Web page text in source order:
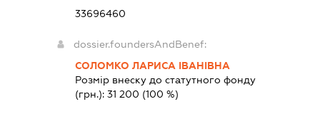
33696460
dossier.foundersAndBenef:
СОЛОМКО ЛАРИСА ІВАНІВНА
Розмір внеску до статутного фонду
(грн.): 31 200 (100 %)